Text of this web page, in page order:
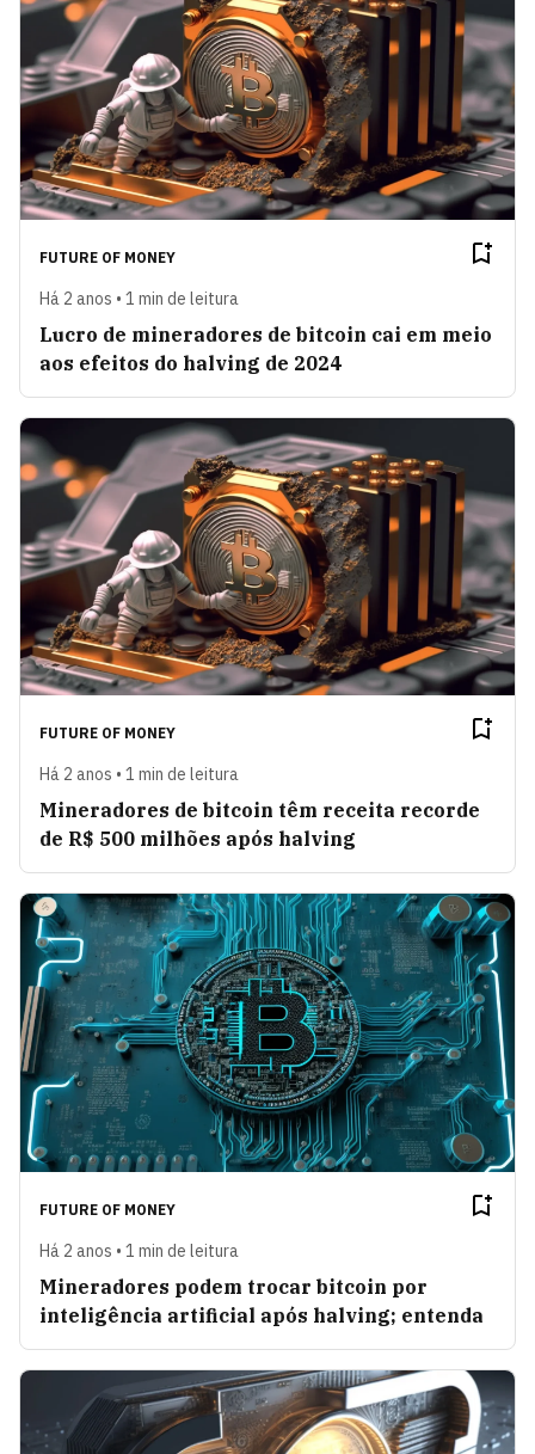
FUTURE OF MONEY
Há 2 anos • 1 min de leitura
Lucro de mineradores de bitcoin cai em meio
aos efeitos do halving de 2024
FUTURE OF MONEY
Há 2 anos • 1 min de leitura
Mineradores de bitcoin têm receita recorde
de R$ 500 milhões após halving
FUTURE OF MONEY
Há 2 anos • 1 min de leitura
Mineradores podem trocar bitcoin por
inteligência artificial após halving; entenda